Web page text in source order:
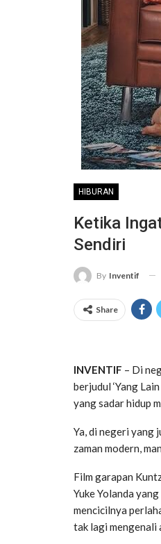
HIBURAN
Ketika
Sendiri
By Inventif
Share
INVENTIF – Di
berjudul ‘Yang
yang sadar hidup
Ya, di negeri yang
zaman modern,
Film garapan
Yuke Yolanda
mencicilnya
tak lagi mengenali